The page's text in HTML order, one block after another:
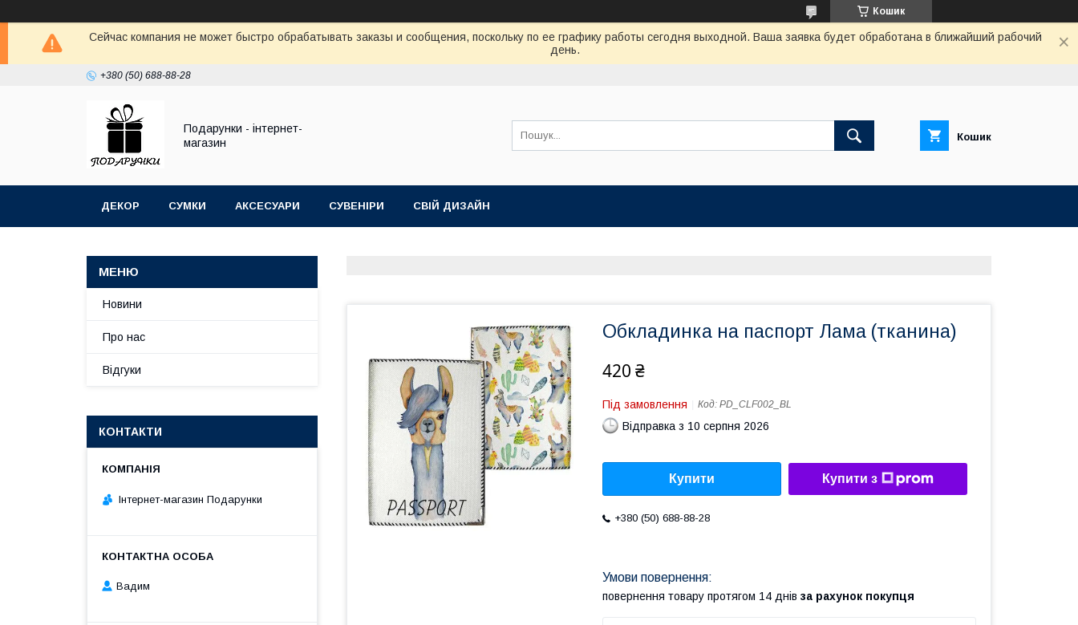
Кошик
Сейчас компания не может быстро обрабатывать заказы и сообщения, поскольку по ее графику работы сегодня выходной. Ваша заявка будет обработана в ближайший рабочий
день.
+380 (50) 688-88-28
Подарунки - інтернет-
магазин
Кошик
ДЕКОР СУМКИ АКСЕСУАРИ СУВЕНІРИ СВІЙ ДИЗАЙН
Обкладинка на паспорт Лама (тканина)
420 ₴
Під замовлення Код: PD_CLF002_BL
Відправка з 10 серпня 2026
Купити Купити з
+380 (50) 688-88-28
повернення товару протягом 14 днів за рахунок покупця
Новини
Про нас
Відгуки
КОНТАКТИ
Інтернет-магазин Подарунки
Вадим